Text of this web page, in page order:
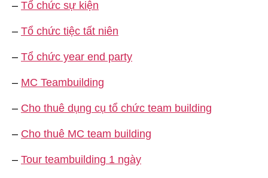
– Tổ chức sự kiện
– Tổ chức tiệc tất niên
– Tổ chức year end party
– MC Teambuilding
– Cho thuê dụng cụ tổ chức team building
– Cho thuê MC team building
– Tour teambuilding 1 ngày